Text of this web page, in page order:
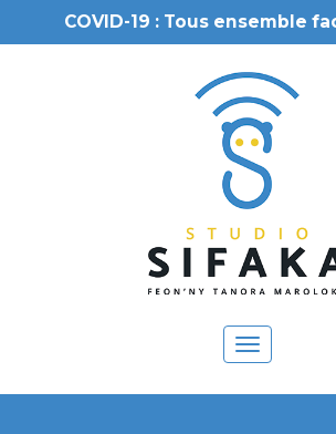
COVID-19 : Tous ensemble
Toggle
navigation